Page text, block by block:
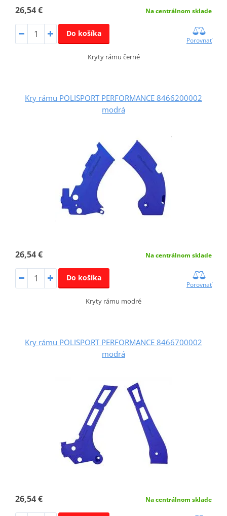
26,54 € Na centrálnom sklade
Do košíka
Porovnať
Kryty rámu černé
Kry rámu POLISPORT PERFORMANCE 8466200002
modrá
26,54 € Na centrálnom sklade
Do košíka
Porovnať
Kryty rámu modré
Kry rámu POLISPORT PERFORMANCE 8466700002
modrá
26,54 € Na centrálnom sklade